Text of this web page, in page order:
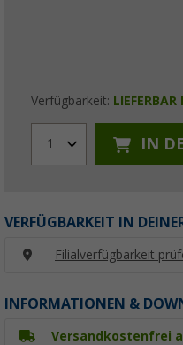
Verfügbarkeit:
1 IN
VERFÜGBARKEIT IN
Filialverfügbarkeit
INFORMATIONEN &
Versandkostenfrei